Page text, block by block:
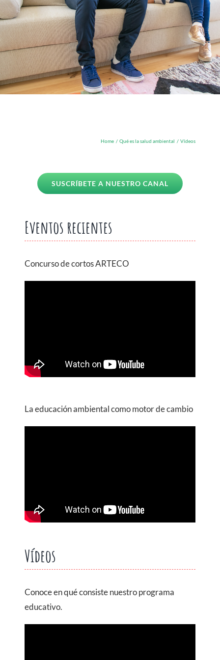
Home Qué es la salud ambiental Vídeos
SUSCRÍBETE A NUESTRO CANAL
Eventos recientes
Concurso de cortos ARTECO
La educación ambiental como motor de cambio
Vídeos
Conoce en qué consiste nuestro programa
educativo.